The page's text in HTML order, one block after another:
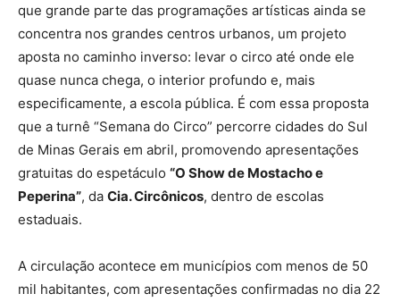
que grande parte das programações artísticas ainda se
concentra nos grandes centros urbanos, um projeto
aposta no caminho inverso: levar o circo até onde ele
quase nunca chega, o interior profundo e, mais
especificamente, a escola pública. É com essa proposta
que a turnê “Semana do Circo” percorre cidades do Sul
de Minas Gerais em abril, promovendo apresentações
gratuitas do espetáculo “O Show de Mostacho e
Peperina”, da Cia. Circônicos, dentro de escolas
estaduais.
A circulação acontece em municípios com menos de 50
mil habitantes, com apresentações confirmadas no dia 22